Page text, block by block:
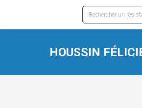
Recherche
:
HOUSSIN